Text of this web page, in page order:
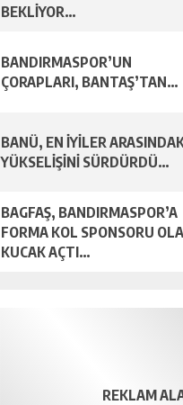
BEKLİYOR…
BANDIRMASPOR’UN
ÇORAPLARI, BANTAŞ’TAN…
BANÜ, EN İYİLER
YÜKSELİŞİNİ SÜRDÜRDÜ…
BAGFAŞ, BANDIRMASPOR’A
FORMA KOL SPONSORU
KUCAK AÇTI…
REKLAM